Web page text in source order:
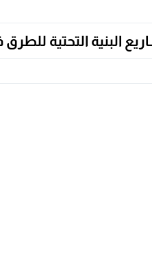
البنية التحتية للطرق